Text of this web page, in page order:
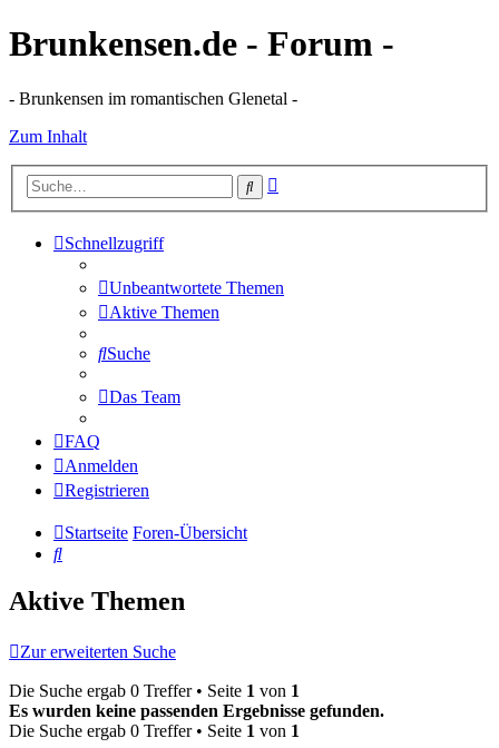
Brunkensen.de - Forum -
- Brunkensen im romantischen Glenetal -
Zum Inhalt
Suche
Schnellzugriff
Unbeantwortete Themen
Aktive Themen
Suche
Das Team
FAQ
Anmelden
Registrieren
Startseite Foren-Übersicht
Suche
Aktive Themen
Zur erweiterten Suche
Die Suche ergab 0 Treffer • Seite 1 von 1
Es wurden keine passenden Ergebnisse gefunden.
Die Suche ergab 0 Treffer • Seite 1 von 1